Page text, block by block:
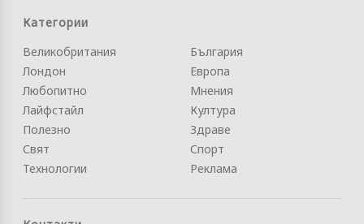
Категории
Великобритания
Лондон
Любопитно
Лайфстайл
Полезно
Свят
Технологии
България
Европа
Мнения
Култура
Здраве
Спорт
Реклама